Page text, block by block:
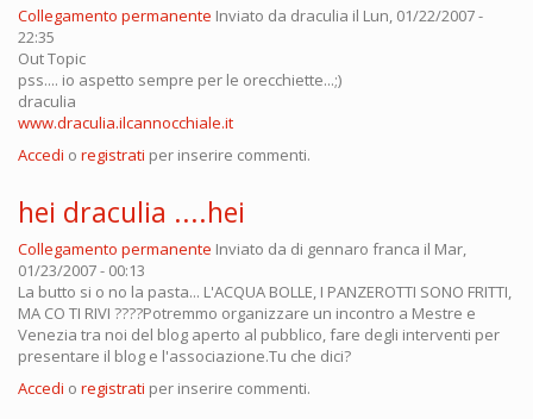
Collegamento permanente Inviato da draculia il Lun, 01/22/2007 -
22:35
Out Topic
pss.... io aspetto sempre per le orecchiette...;)
draculia
www.draculia.ilcannocchiale.it
Accedi o registrati per inserire commenti.
hei draculia ....hei
Collegamento permanente Inviato da di gennaro franca il Mar,
01/23/2007 - 00:13
La butto si o no la pasta... L'ACQUA BOLLE, I PANZEROTTI SONO FRITTI,
MA CO TI RIVI ????Potremmo organizzare un incontro a Mestre e
Venezia tra noi del blog aperto al pubblico, fare degli interventi per
presentare il blog e l'associazione.Tu che dici?
Accedi o registrati per inserire commenti.